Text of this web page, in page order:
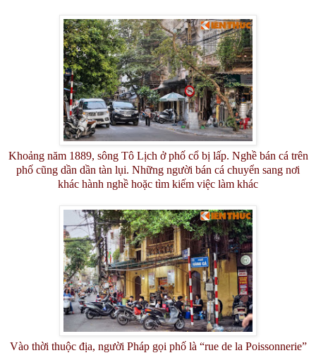
Khoảng năm 1889, sông Tô Lịch ở phố cổ bị lấp. Nghề bán cá trên
phố cũng dần dần tàn lụi. Những người bán cá chuyển sang nơi
khác hành nghề hoặc tìm kiếm việc làm khác
Vào thời thuộc địa, người Pháp gọi phố là “rue de la Poissonnerie”